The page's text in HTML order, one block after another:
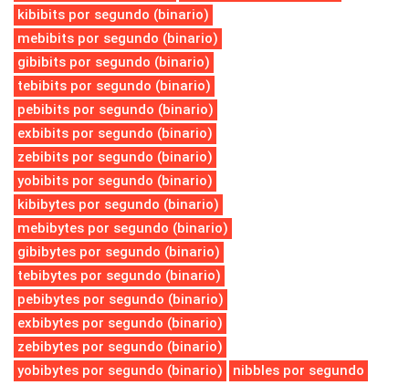
kibibits por segundo (binario)
mebibits por segundo (binario)
gibibits por segundo (binario)
tebibits por segundo (binario)
pebibits por segundo (binario)
exbibits por segundo (binario)
zebibits por segundo (binario)
yobibits por segundo (binario)
kibibytes por segundo (binario)
mebibytes por segundo (binario)
gibibytes por segundo (binario)
tebibytes por segundo (binario)
pebibytes por segundo (binario)
exbibytes por segundo (binario)
zebibytes por segundo (binario)
yobibytes por segundo (binario)
nibbles por segundo